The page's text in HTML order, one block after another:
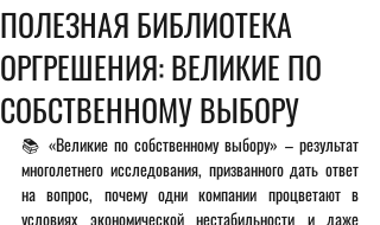
ПОЛЕЗНАЯ БИБЛИОТЕКА
ОРГРЕШЕНИЯ: ВЕЛИКИЕ ПО
СОБСТВЕННОМУ ВЫБОРУ
📚 «Великие по собственному выбору» – результат
многолетнего исследования, призванного дать ответ
на вопрос, почему одни компании процветают в
условиях экономической нестабильности и даже